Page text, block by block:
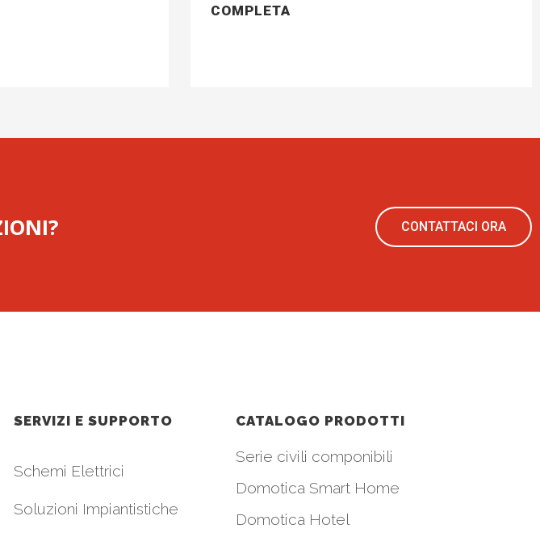
COMPLETA
CONTATTACI ORA
SERVIZI E SUPPORTO
Schemi Elettrici
Soluzioni Impiantistiche
CATALOGO PRODOTTI
Serie civili componibili
Domotica Smart Home
Domotica Hotel